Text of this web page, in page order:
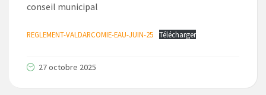
conseil municipal
REGLEMENT-VALDARCOMIE-EAU-JUIN-25 Télécharger
27 octobre 2025